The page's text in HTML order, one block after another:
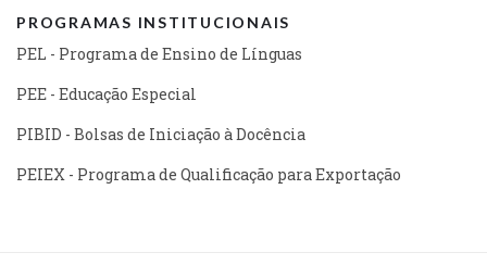
PROGRAMAS INSTITUCIONAIS
PEL - Programa de Ensino de Línguas
PEE - Educação Especial
PIBID - Bolsas de Iniciação à Docência
PEIEX - Programa de Qualificação para Exportação